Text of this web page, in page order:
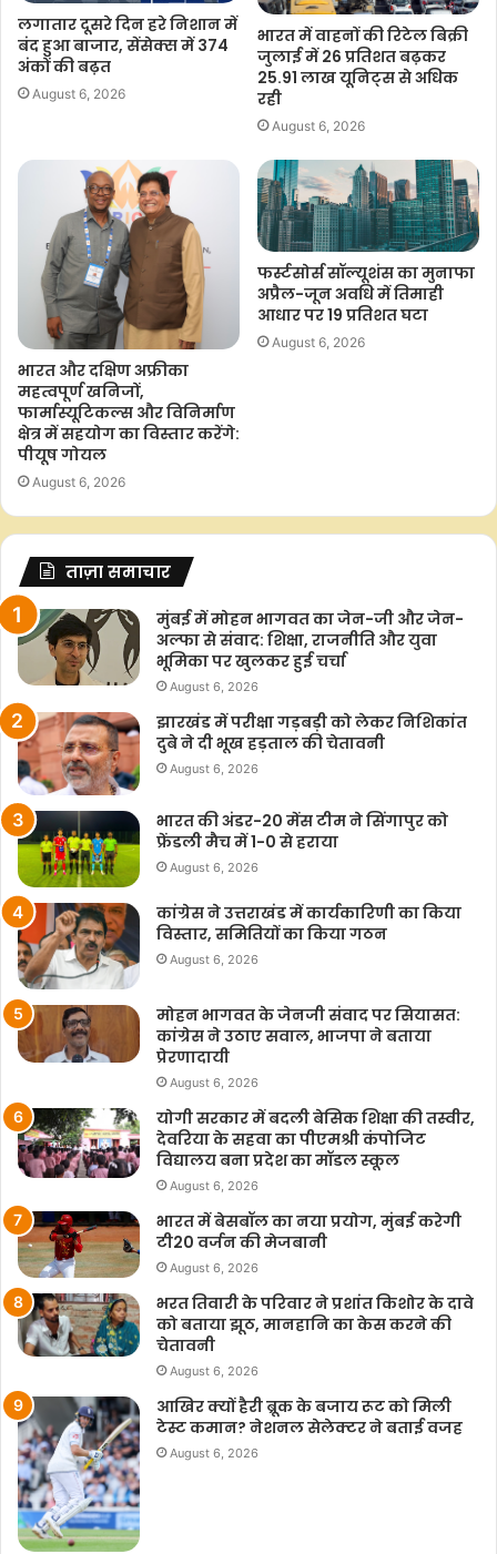
लगातार दूसरे दिन हरे निशान में
बंद हुआ बाजार, सेंसेक्स में 374
अंकों की बढ़त
August 6, 2026
भारत में वाहनों की रिटेल बिक्री
जुलाई में 26 प्रतिशत बढ़कर
25.91 लाख यूनिट्स से अधिक
रही
August 6, 2026
भारत और दक्षिण अफ्रीका
महत्वपूर्ण खनिजों,
फार्मास्यूटिकल्स और विनिर्माण
क्षेत्र में सहयोग का विस्तार करेंगे:
पीयूष गोयल
August 6, 2026
फर्स्टसोर्स सॉल्यूशंस का मुनाफा
अप्रैल-जून अवधि में तिमाही
आधार पर 19 प्रतिशत घटा
August 6, 2026
ताज़ा समाचार
मुंबई में मोहन भागवत का जेन-जी और जेन-
अल्फा से संवाद: शिक्षा, राजनीति और युवा
भूमिका पर खुलकर हुई चर्चा
August 6, 2026
झारखंड में परीक्षा गड़बड़ी को लेकर निशिकांत
दुबे ने दी भूख हड़ताल की चेतावनी
August 6, 2026
भारत की अंडर-20 मेंस टीम ने सिंगापुर को
फ्रेंडली मैच में 1-0 से हराया
August 6, 2026
कांग्रेस ने उत्तराखंड में कार्यकारिणी का किया
विस्तार, समितियों का किया गठन
August 6, 2026
मोहन भागवत के जेनजी संवाद पर सियासत:
कांग्रेस ने उठाए सवाल, भाजपा ने बताया
प्रेरणादायी
August 6, 2026
योगी सरकार में बदली बेसिक शिक्षा की तस्वीर,
देवरिया के सहवा का पीएमश्री कंपोजिट
विद्यालय बना प्रदेश का मॉडल स्कूल
August 6, 2026
भारत में बेसबॉल का नया प्रयोग, मुंबई करेगी
टी20 वर्जन की मेजबानी
August 6, 2026
भरत तिवारी के परिवार ने प्रशांत किशोर के दावे
को बताया झूठ, मानहानि का केस करने की
चेतावनी
August 6, 2026
आखिर क्यों हैरी ब्रूक के बजाय रूट को मिली
टेस्ट कमान? नेशनल सेलेक्टर ने बताई वजह
August 6, 2026